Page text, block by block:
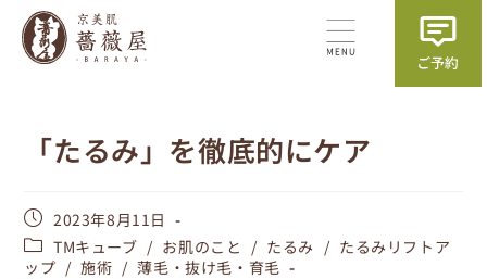
「たるみ」を徹底的にケア
2023年8月11日
TMキューブ / お肌のこと / たるみ / たるみリフトア
ップ / 施術 / 薄毛・抜け毛・育毛